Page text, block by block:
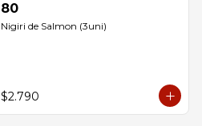
80
Nigiri de Salmon (3uni)
$2.790